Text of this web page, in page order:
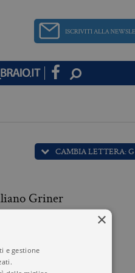
CAMBIA LETTERA: G
Griner
×
e gestione